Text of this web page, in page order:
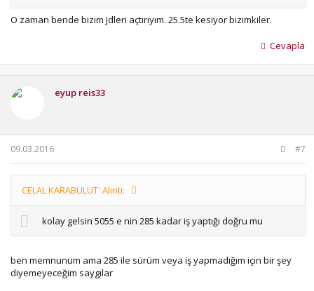
O zaman bende bizim Jdleri açtırıyım. 25.5te kesiyor bizimkiler.
Cevapla
eyup reis33
09.03.2016 #7
CELAL KARABULUT' Alıntı:
kolay gelsin 5055 e nin 285 kadar iş yaptığı doğru mu
ben memnunum ama 285 ile sürüm veya iş yapmadığım için bir şey
diyemeyeceğim saygılar